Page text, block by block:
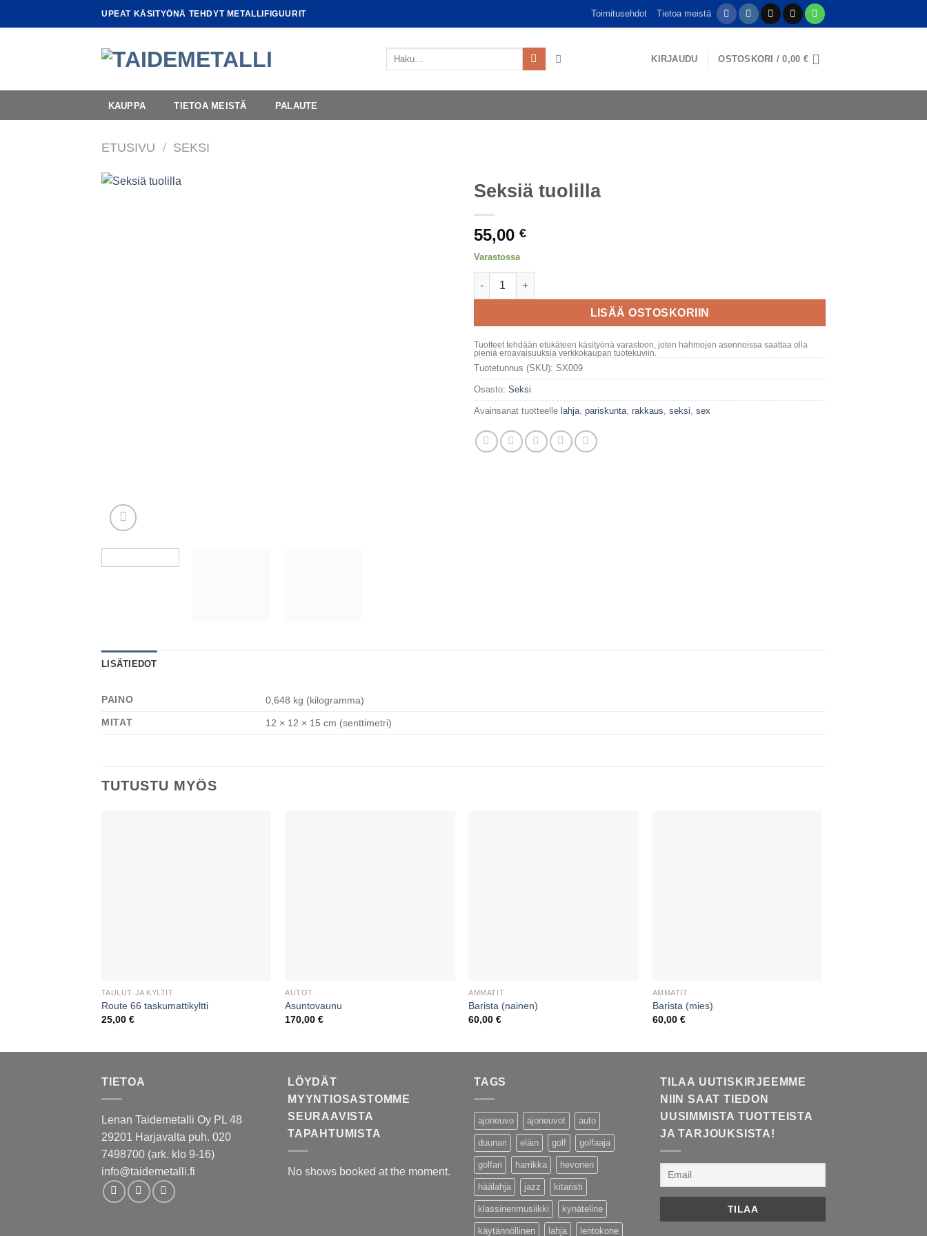
to
UPEAT KÄSITYÖNÄ TEHDYT METALLIFIGUURIT Toimitusehdot Tietoa meistä
Etsi:
KIRJAUDU OSTOSKORI /0,00 €
KAUPPA TIETOA MEISTÄ PALAUTE
ETUSIVU / SEKSI
Seksiä tuolilla
55,00 €
Varastossa
Seksiä tuolilla määrä
LISÄÄ OSTOSKORIIN
Tuotteet tehdään etukäteen käsityönä varastoon, joten hahmojen asennoissa saattaa olla
pieniä eroavaisuuksia verkkokaupan tuotekuviin.
Tuotetunnus (SKU): SX009
Osasto: Seksi
Avainsanat tuotteelle lahja pariskunta rakkaus seksi sex
LISÄTIEDOT
PAINO
0,648 kg (kilogramma)
MITAT
12 × 12 × 15 cm (senttimetri)
TUTUSTU MYÖS
TAULUT JA KYLTIT
Route 66 taskumattikyltti
25,00 €
AUTOT
Asuntovaunu
170,00€
AMMATIT
Barista (nainen)
60,00€
AMMATIT
Barista (mies)
60,00 €
TIETOA
Lenan Taidemetalli Oy PL 48
29201 Harjavalta puh. 020
7498700 (ark. klo 9-16)
info@taidemetalli.fi
LÖYDÄT
MYYNTIOSASTOMME
SEURAAVISTA
TAPAHTUMISTA
No shows booked at the moment.
TAGS
ajoneuvo ajoneuvot auto
duunari eläin golf golfaaja
golfari harrikka hevonen
häälahja jazz kitaristi
klassinenmusiikki kynäteline
käytännöllinen lahja lentokone
TILAA UUTISKIRJEEMME
NIIN SAAT TIEDON
UUSIMMISTA TUOTTEISTA
JA TARJOUKSISTA!